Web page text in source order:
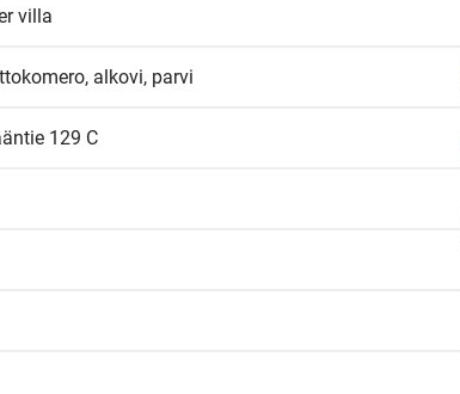
villa
alkovi, parvi
129 C